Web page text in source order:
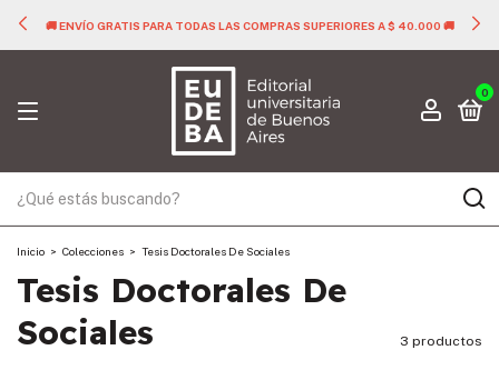
🚚 ENVÍO GRATIS PARA TODAS LAS COMPRAS SUPERIORES A $ 40.000 🚚
0
Inicio > Colecciones > Tesis Doctorales De Sociales
Tesis Doctorales De
Sociales
3 productos